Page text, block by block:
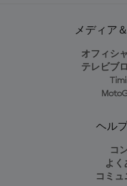
メディア
オフィシ
テレビブ
ヘル
コ
よく
コミュ